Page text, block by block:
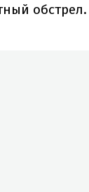
обстрел.